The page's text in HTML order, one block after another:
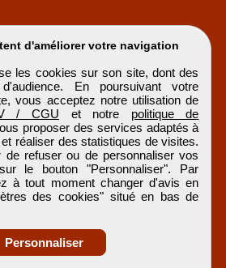
d'améliorer votre navigation
les cookies sur son site, dont des
En poursuivant votre
vous acceptez notre utilisation de
/ CGU et notre politique de
proposer des services adaptés à
réaliser des statistiques de visites.
de refuser ou de personnaliser vos
le bouton "Personnaliser". Par
à tout moment changer d'avis en
des cookies" situé en bas de
Personnaliser